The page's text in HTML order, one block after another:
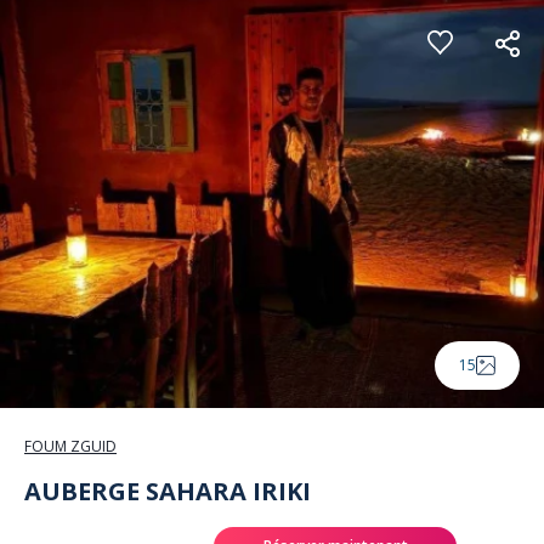
Panneau de gestion des cookies
15
FOUM ZGUID
AUBERGE SAHARA IRIKI